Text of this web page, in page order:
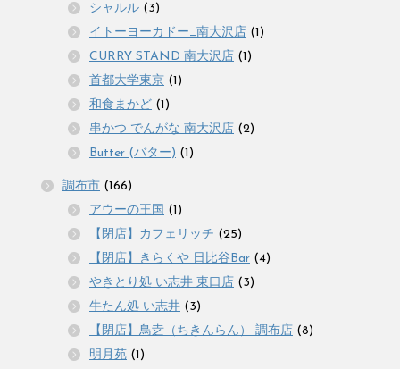
シャルル (3)
イトーヨーカドー_南大沢店 (1)
CURRY STAND 南大沢店 (1)
首都大学東京 (1)
和食まかど (1)
串かつ でんがな 南大沢店 (2)
Butter (バター) (1)
調布市 (166)
アウーの王国 (1)
【閉店】カフェリッチ (25)
【閉店】きらくや 日比谷Bar (4)
やきとり処 い志井 東口店 (3)
牛たん処 い志井 (3)
【閉店】鳥赱（ちきんらん） 調布店 (8)
明月苑 (1)